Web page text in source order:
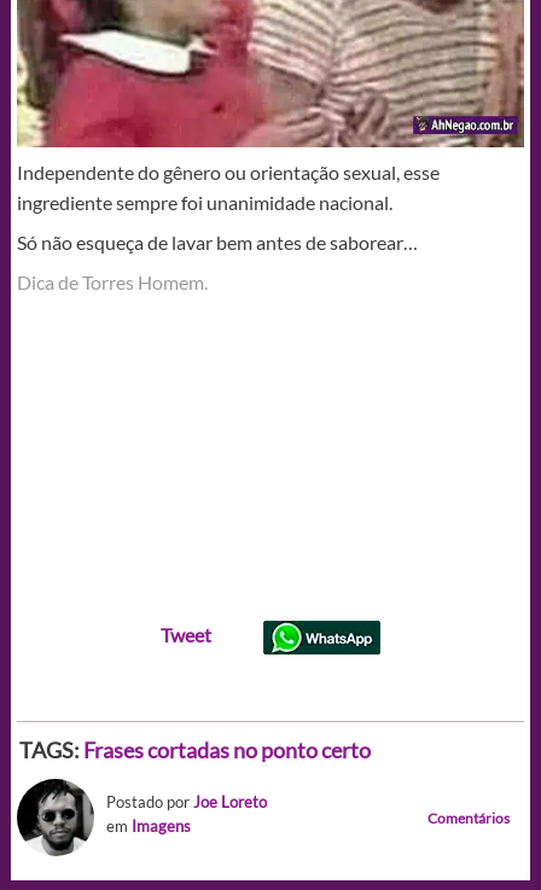
Independente do gênero ou orientação sexual, esse
ingrediente sempre foi unanimidade nacional.
Só não esqueça de lavar bem antes de saborear…
Dica de Torres Homem.
Tweet
TAGS: Frases cortadas no ponto certo
Postado porJoe Loreto
em Imagens Comentários